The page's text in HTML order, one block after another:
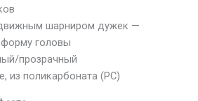
шарниром дужек —
форму головы
прозрачный
из поликарбоната (PC)